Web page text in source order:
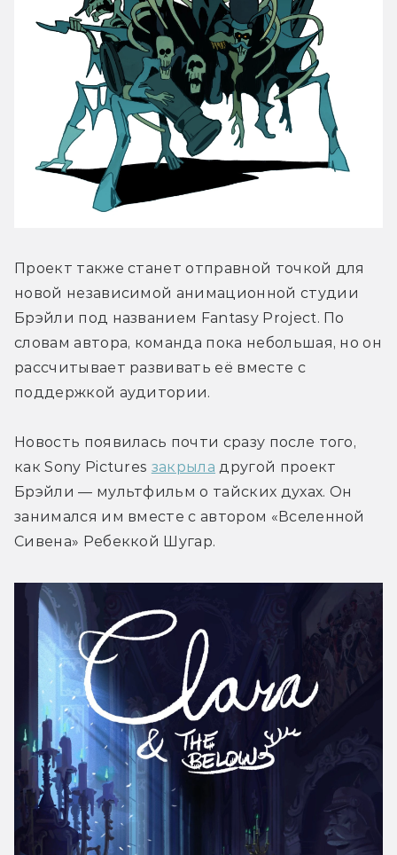
Проект также станет отправной точкой для
новой независимой анимационной студии
Брэйли под названием Fantasy Project. По
словам автора, команда пока небольшая, но он
рассчитывает развивать её вместе с
поддержкой аудитории.
Новость появилась почти сразу после того,
как Sony Pictures закрыла другой проект
Брэйли — мультфильм о тайских духах. Он
занимался им вместе с автором «Вселенной
Сивена» Ребеккой Шугар.